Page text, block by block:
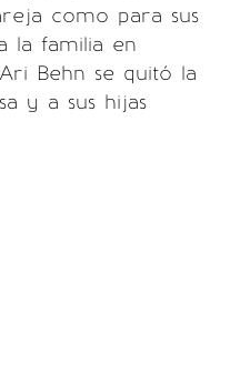
como para sus
la familia en
Behn se quitó la
y a sus hijas